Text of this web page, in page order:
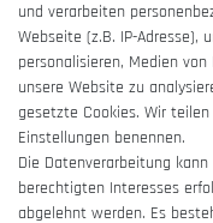
und verarbeiten
Webseite (z.B. IP-Adresse),
personalisieren, Medien
unsere Website zu
gesetzte Cookies. Wir
Einstellungen benennen.
Die Datenverarbeitung
berechtigten Interesses
abgelehnt werden. Es